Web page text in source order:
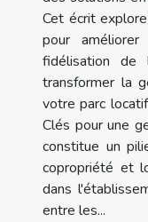
Cet écrit
pour
fidélisation de
transformer la
votre parc
Clés pour une
constitue un
copropriété et
dans
entre les...